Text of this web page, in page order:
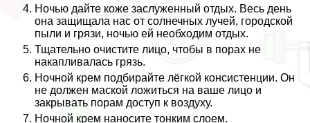
Ночью дайте коже заслуженный отдых. Весь день
она защищала нас от солнечных лучей, городской
пыли и грязи, ночью ей необходим отдых.
Тщательно очистите лицо, чтобы в порах не
накапливалась грязь.
Ночной крем подбирайте лёгкой консистенции. Он
не должен маской ложиться на ваше лицо и
закрывать порам доступ к воздуху.
Ночной крем наносите тонким слоем.